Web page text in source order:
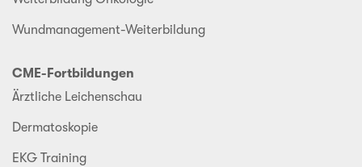
Wundmanagement-Weiterbildung
CME-Fortbildungen
Ärztliche Leichenschau
Dermatoskopie
EKG Training